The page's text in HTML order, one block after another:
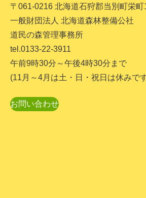
〒061-0216 北海道石狩郡当別町栄町
一般財団法人 北海道森林整備公社
道民の森管理事務所
tel.0133-22-3911
午前9時30分～午後4時30分まで
(11月～4月は土・日・祝日は休みで
お問い合わせ